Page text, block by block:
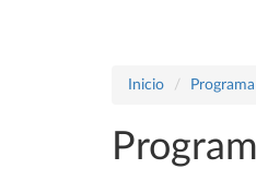
Inicio